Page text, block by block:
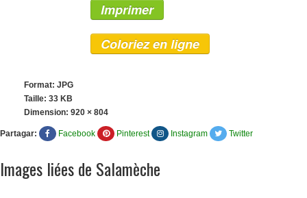
Imprimer
Coloriez en ligne
Format: JPG
Taille: 33 KB
Dimension: 920 × 804
Partagar: Facebook Pinterest Instagram Twitter
Images liées de Salamèche